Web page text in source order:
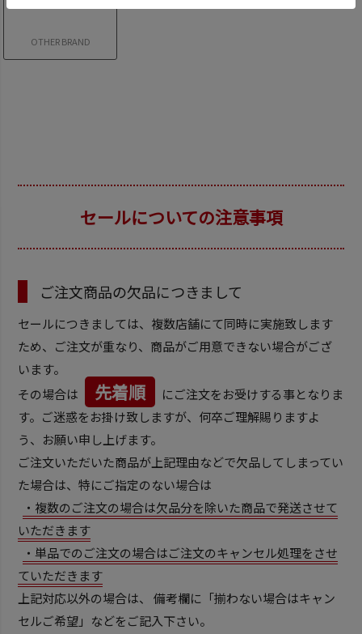
OTHER BRAND
セールについての注意事項
ご注文商品の欠品につきまして
セールにつきましては、複数店舗にて同時に実施致します
ため、ご注文が重なり、商品がご用意できない場合がござ
います。
その場合は
先着順
にご注文をお受けする事となりま
す。ご迷惑をお掛け致しますが、何卒ご理解賜りますよ
う、お願い申し上げます。
ご注文いただいた商品が上記理由などで欠品してしまってい
た場合は、特にご指定のない場合は
・複数のご注文の場合は欠品分を除いた商品で発送させて
いただきます
・単品でのご注文の場合はご注文のキャンセル処理をさせ
ていただきます
上記対応以外の場合は、 備考欄に「揃わない場合はキャン
セルご希望」などをご記入下さい。